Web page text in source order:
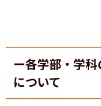
ー各学部・学
について